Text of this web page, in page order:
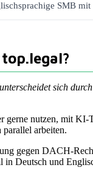
SMB
sich
nutzen, mit
parallel arbeiten.
gegen DACH-
Deutsch und